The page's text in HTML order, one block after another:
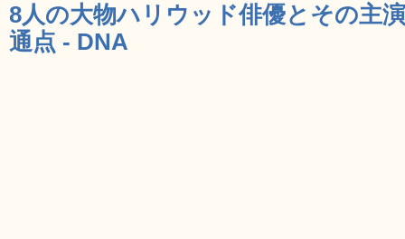
8人の大物ハリウッド俳優とその主
通点 - DNA